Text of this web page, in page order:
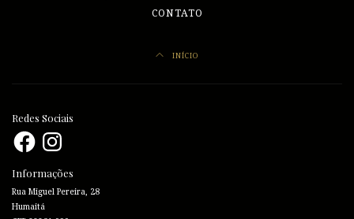
CONTATO
INÍCIO
Redes Sociais
FacebookInstagram
Informações
Rua Miguel Pereira, 28
Humaitá